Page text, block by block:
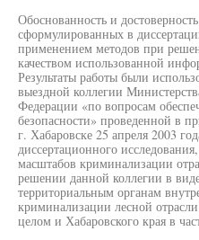
Обоснованность и
сформулированных в
применением методов при
качеством использованной
Результаты работы были
выездной коллегии
Федерации «по вопросам
безопасности» проведенной в
г. Хабаровске 25 апреля 2003
диссертационного
масштабов криминализации
решении данной коллегии в
территориальным органам
криминализации лесной
целом и Хабаровского края в